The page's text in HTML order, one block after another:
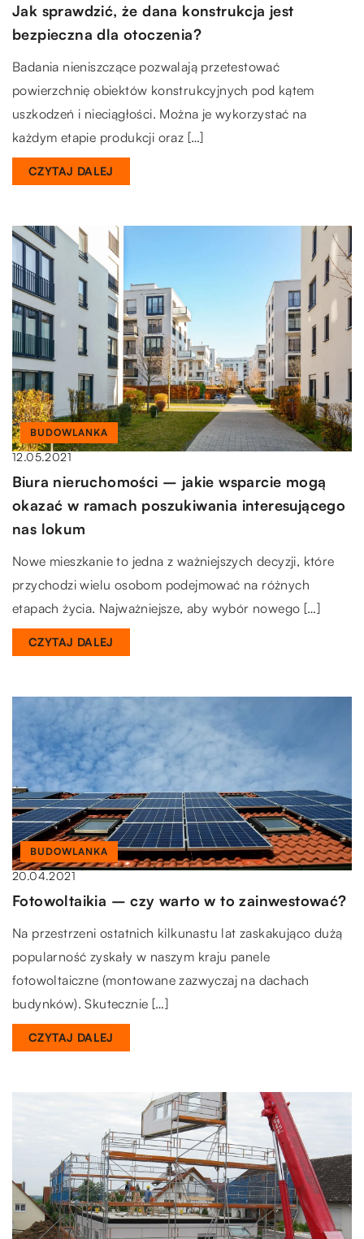
Jak sprawdzić, że dana konstrukcja jest
bezpieczna dla otoczenia?
Badania nieniszczące pozwalają przetestować
powierzchnię obiektów konstrukcyjnych pod kątem
uszkodzeń i nieciągłości. Można je wykorzystać na
każdym etapie produkcji oraz […]
CZYTAJ DALEJ
BUDOWLANKA
12.05.2021
Biura nieruchomości – jakie wsparcie mogą
okazać w ramach poszukiwania interesującego
nas lokum
Nowe mieszkanie to jedna z ważniejszych decyzji, które
przychodzi wielu osobom podejmować na różnych
etapach życia. Najważniejsze, aby wybór nowego […]
CZYTAJ DALEJ
BUDOWLANKA
20.04.2021
Fotowoltaikia – czy warto w to zainwestować?
Na przestrzeni ostatnich kilkunastu lat zaskakująco dużą
popularność zyskały w naszym kraju panele
fotowoltaiczne (montowane zazwyczaj na dachach
budynków). Skutecznie […]
CZYTAJ DALEJ